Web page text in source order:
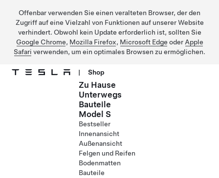
Offenbar verwenden Sie einen veralteten Browser, der den
Zugriff auf eine Vielzahl von Funktionen auf unserer Website
verhindert. Obwohl kein Update erforderlich ist, sollten Sie
Google Chrome, Mozilla Firefox, Microsoft Edge oder Apple
Safari verwenden, um ein optimales Browsen zu ermöglichen.
| Shop
Zu Hause
Unterwegs
Bauteile
Model S
Bestseller
Innenansicht
Außenansicht
Felgen und Reifen
Bodenmatten
Bauteile